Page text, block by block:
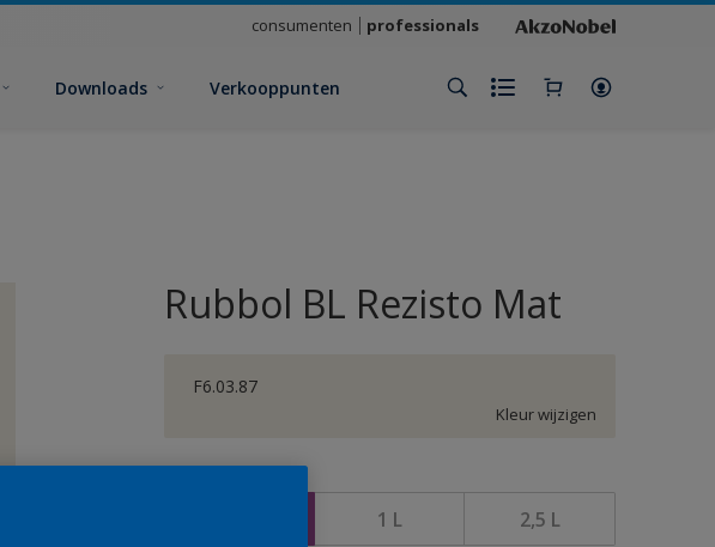
consumenten professionals
Downloads Verkooppunten
Rubbol BL Rezisto Mat
F6.03.87
Kleur wijzigen
1 L 2,5 L